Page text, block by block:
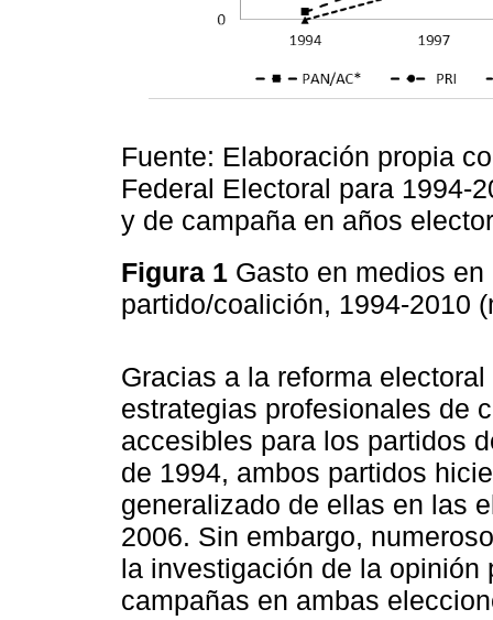
Fuente: Elaboración propia
Federal Electoral para 1994-
y de campaña en años
Figura 1 Gasto en medios
partido/coalición, 1994-2010
Gracias a la reforma
estrategias profesionales de
accesibles para los partidos
de 1994, ambos partidos
generalizado de ellas en las
2006. Sin embargo,
la investigación de la
campañas en ambas